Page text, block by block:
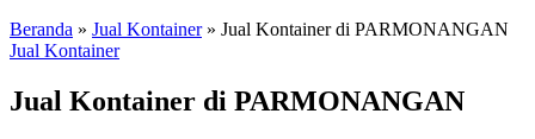
Beranda » Jual Kontainer » Jual Kontainer di PARMONANGAN
Jual Kontainer
Jual Kontainer di PARMONANGAN